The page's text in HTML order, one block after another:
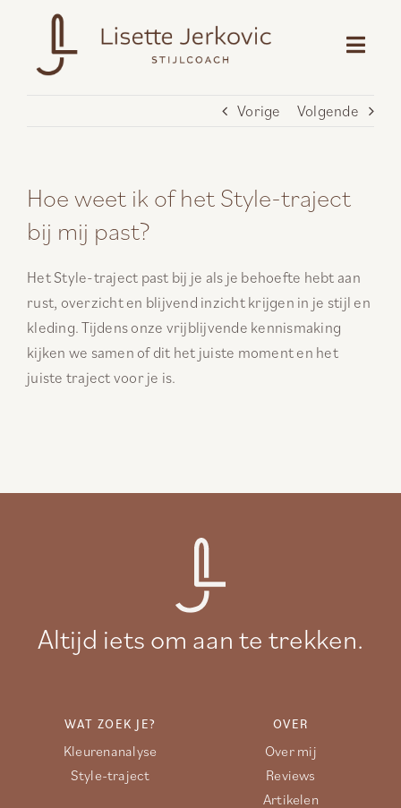
Vorige Volgende
Hoe weet ik of het Style-traject
bij mij past?
Het Style-traject past bij je als je behoefte hebt aan
rust, overzicht en blijvend inzicht krijgen in je stijl en
kleding. Tijdens onze vrijblijvende kennismaking
kijken we samen of dit het juiste moment en het
juiste traject voor je is.
Altijd iets om aan te trekken.
WAT ZOEK JE?
Kleurenanalyse
Style-traject
OVER
Over mij
Reviews
Artikelen